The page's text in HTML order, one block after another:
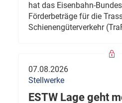
hat das Eisenbahn-
Förderbeträge für die
Schienengüterverkehr
07.08.2026
Stellwerke
ESTW Lage geht